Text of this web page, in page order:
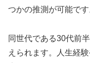
つかの推測が可能です
同世代である30代前
えられます。人生経